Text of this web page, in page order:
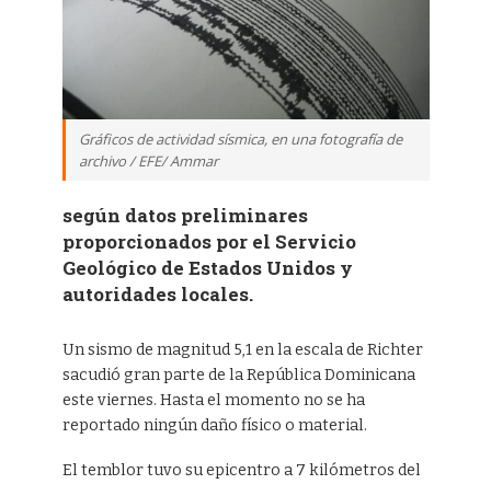
Gráficos de actividad sísmica, en una fotografía de
archivo / EFE/ Ammar
según datos preliminares
proporcionados por el Servicio
Geológico de Estados Unidos y
autoridades locales.
Un sismo de magnitud 5,1 en la escala de Richter
sacudió gran parte de la República Dominicana
este viernes. Hasta el momento no se ha
reportado ningún daño físico o material.
El temblor tuvo su epicentro a 7 kilómetros del